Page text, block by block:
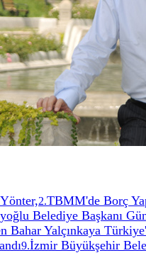
2.TBMM'de Borç
Belediye Başkanı
Bahar Yalçınkaya
9.İzmir Büyükşehir